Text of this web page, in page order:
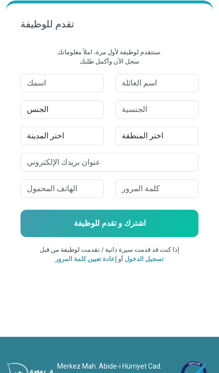
تقدم للوظيفة
سجل الآن وأكمل طلبك
اشترك وتقدم للوظيفة
إذا كنت قد قدمت سيرة ذاتية / تقدمت لوظيفة من قبل
تسجيل الدخول أو إعادة تعيين كلمة المرور
Merkez Mah. Abide-i Hürriyet Cad.